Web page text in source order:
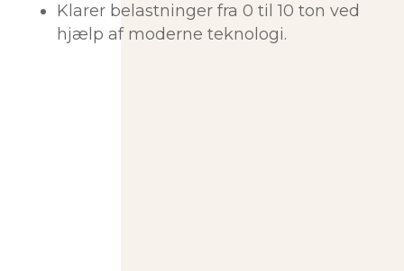
Klarer belastninger fra 0 til 10 ton ved
hjælp af moderne teknologi.